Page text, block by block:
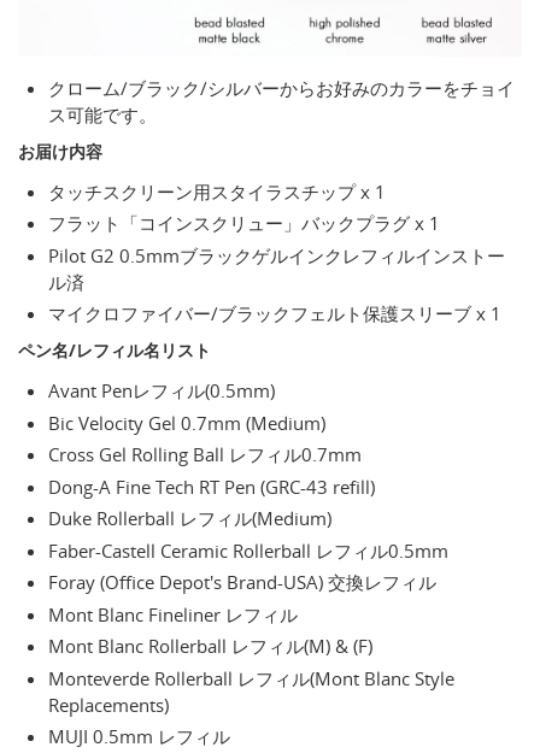
クローム/ブラック/シルバーからお好みのカラーをチョイ
ス可能です。
お届け内容
タッチスクリーン用スタイラスチップ x 1
フラット「コインスクリュー」バックプラグ x 1
Pilot G2 0.5mmブラックゲルインクレフィルインストー
ル済
マイクロファイバー/ブラックフェルト保護スリーブ x 1
ペン名/レフィル名リスト
Avant Penレフィル(0.5mm)
Bic Velocity Gel 0.7mm (Medium)
Cross Gel Rolling Ball レフィル0.7mm
Dong-A Fine Tech RT Pen (GRC-43 refill)
Duke Rollerball レフィル(Medium)
Faber-Castell Ceramic Rollerball レフィル0.5mm
Foray (Office Depot's Brand-USA) 交換レフィル
Mont Blanc Fineliner レフィル
Mont Blanc Rollerball レフィル(M) & (F)
Monteverde Rollerball レフィル(Mont Blanc Style
Replacements)
MUJI 0.5mm レフィル